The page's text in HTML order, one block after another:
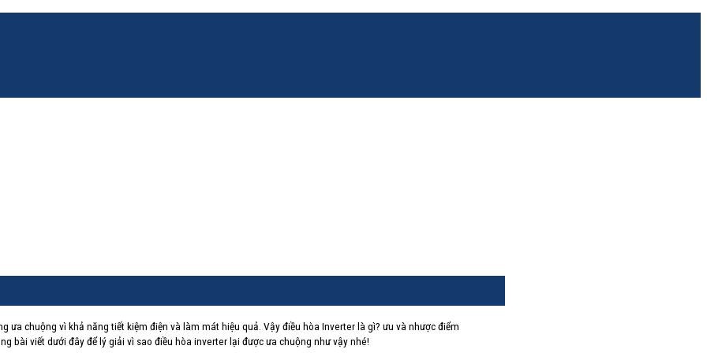
ưa chuộng vì khả năng tiết kiệm điện và làm mát hiệu quả. Vậy điều hòa Inverter là gì? ưu và nhược điểm
bài viết dưới đây để lý giải vì sao điều hòa inverter lại được ưa chuộng như vậy nhé!